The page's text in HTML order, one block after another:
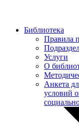
Библиотека
Правила
Услуги
О
Анкета
условий